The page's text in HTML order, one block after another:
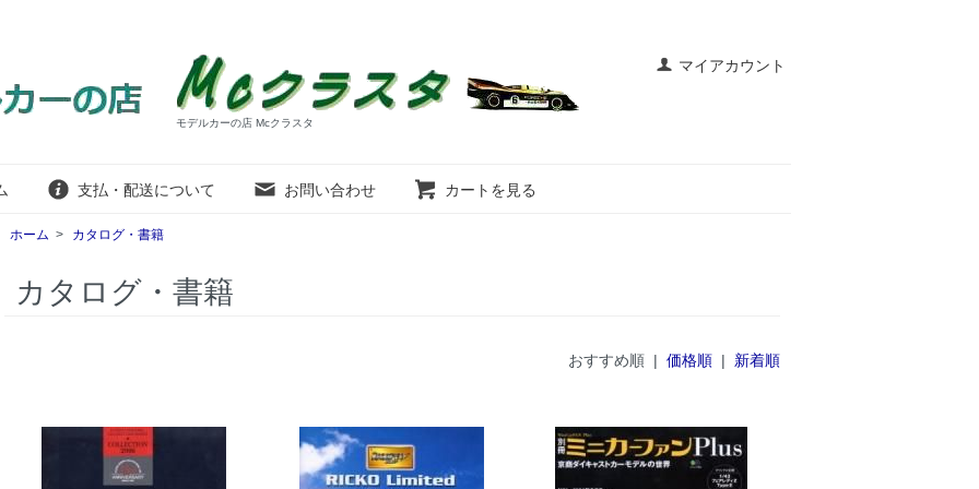
マイアカウント
モデルカーの店 Mcクラスタ
支払・配送について お問い合わせ カートを見る
ホーム > カタログ・書籍
カタログ・書籍
おすすめ順 | 価格順 | 新着順